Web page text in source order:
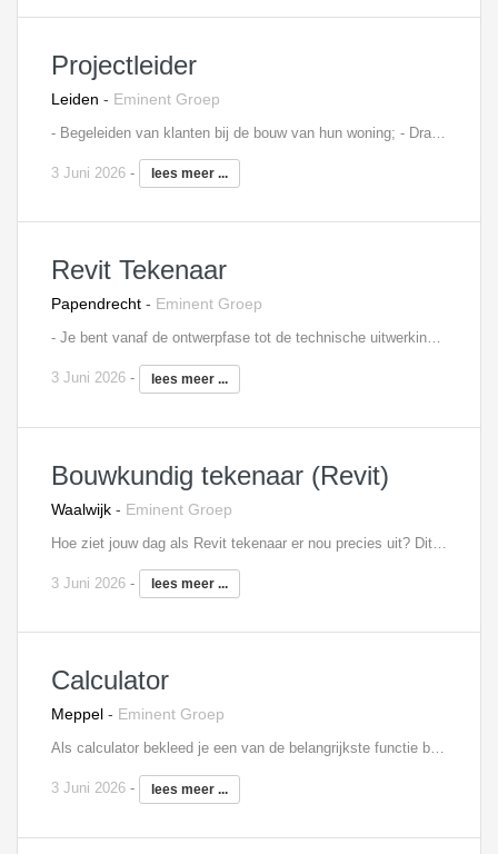
Projectleider
Leiden - Eminent Groep
3 Juni 2026 - lees meer ...
Revit Tekenaar
Papendrecht - Eminent Groep
- Je bent vanaf de ontwerpfase tot de technische uitwerking verantwoordelijk voor het verzorgen van de technische uitwerking van je je eigen projecten; - Je zult te werk gaan met Autocad en Revit; - Zelfstandig en in teamverband. Interesse? Neem contact op met Mitchell Spier, 06 - 48 60 79 80,
3 Juni 2026 - lees meer ...
Bouwkundig tekenaar (Revit)
Waalwijk - Eminent Groep
3 Juni 2026 - lees meer ...
Calculator
Meppel - Eminent Groep
Als calculator bekleed je een van de belangrijkste functie binnen het bedrijf. Jouw projectbegrotingen bepalen voor een groot deel het succes van de organisatie. Takenpakket calculator bouw: Uittrekken materialen en hoeveelheden Opstellen begrotingsstaat Spiegelen, beoordelen en verwerken van offertes Signaleert en rapporteert afwijkingen Aandragen en uitwerken van alternatieven Afnormen begrotingen Selecteren onderaannemers Overleg met diverse bouwparticipanten Is betrokken bij het opstellen van meer- en minderwerk en koperskeuzenlijsten Interesse? Neem contact op met Anneloes Rabel, 06 - 18 73 33 45,
3 Juni 2026 - lees meer ...